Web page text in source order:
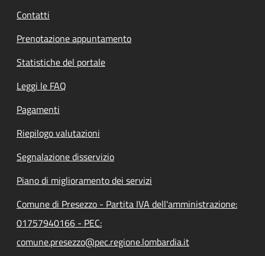
Contatti
Prenotazione appuntamento
Statistiche del portale
Leggi le FAQ
Pagamenti
Riepilogo valutazioni
Segnalazione disservizio
Piano di miglioramento dei servizi
Comune di Presezzo - Partita IVA dell'amministrazione:
01757940166 - PEC:
comune.presezzo@pec.regione.lombardia.it